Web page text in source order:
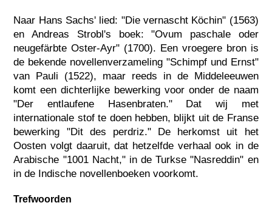
Naar Hans Sachs' lied: "Die vernascht Köchin" (1563)
en Andreas Strobl's boek: "Ovum paschale oder
neugefärbte Oster-Ayr" (1700). Een vroegere bron is
de bekende novellenverzameling "Schimpf und Ernst"
van Pauli (1522), maar reeds in de Middeleeuwen
komt een dichterlijke bewerking voor onder de naam
"Der entlaufene Hasenbraten." Dat wij met
internationale stof te doen hebben, blijkt uit de Franse
bewerking "Dit des perdriz." De herkomst uit het
Oosten volgt daaruit, dat hetzelfde verhaal ook in de
Arabische "1001 Nacht," in de Turkse "Nasreddin" en
in de Indische novellenboeken voorkomt.
Trefwoorden